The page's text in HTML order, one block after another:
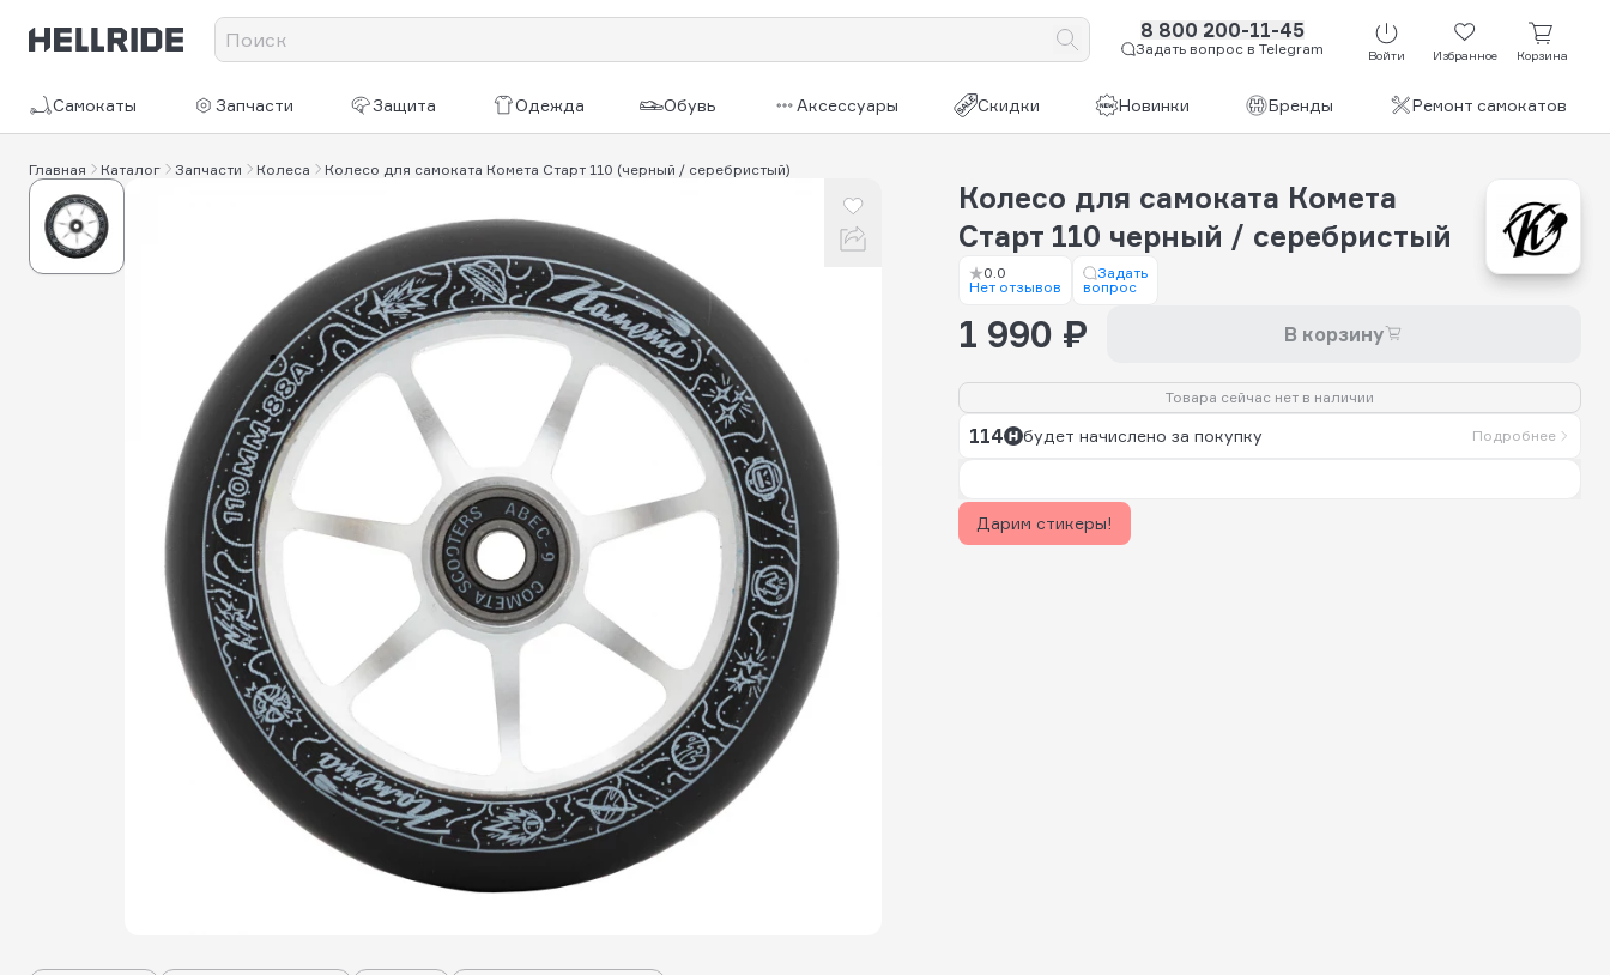
8 800 200-11-45
Задать вопрос в Telegram Войти Избранное Корзина
Самокаты Запчасти Защита Одежда Обувь Аксессуары Скидки Новинки Бренды Ремонт самокатов
Главная Каталог Запчасти Колеса Колесо для самоката Комета Старт 110 (черный / серебристый)
Колесо для самоката Комета
Старт 110 черный / серебристый
0.0
Нет отзывов
Задать
вопрос
1 990 ₽ В корзину
Товара сейчас нет в наличии
114 будет начислено за покупку Подробнее
Дарим стикеры!